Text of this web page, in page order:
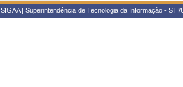
SIGAA | Superintendência de Tecnologia da Informação -